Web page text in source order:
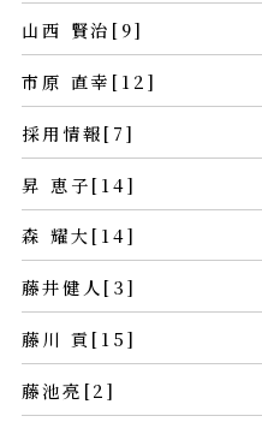
山西 賢治[9]
市原 直幸[12]
採用情報[7]
昇 恵子[14]
森 耀大[14]
藤井健人[3]
藤川 貢[15]
藤池亮[2]